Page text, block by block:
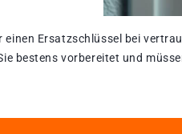
einen Ersatzschlüssel bei
bestens vorbereitet und